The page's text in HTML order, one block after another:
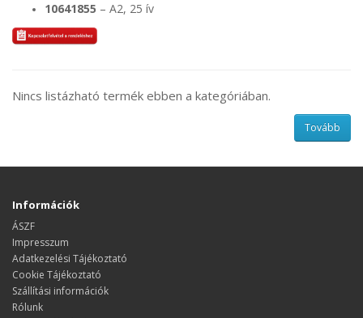
10641855 – A2, 25 ív
Nincs listázható termék ebben a kategóriában.
Tovább
Információk
ÁSZF
Impresszum
Adatkezelési Tájékoztató
Cookie Tájékoztató
Szállítási információk
Rólunk